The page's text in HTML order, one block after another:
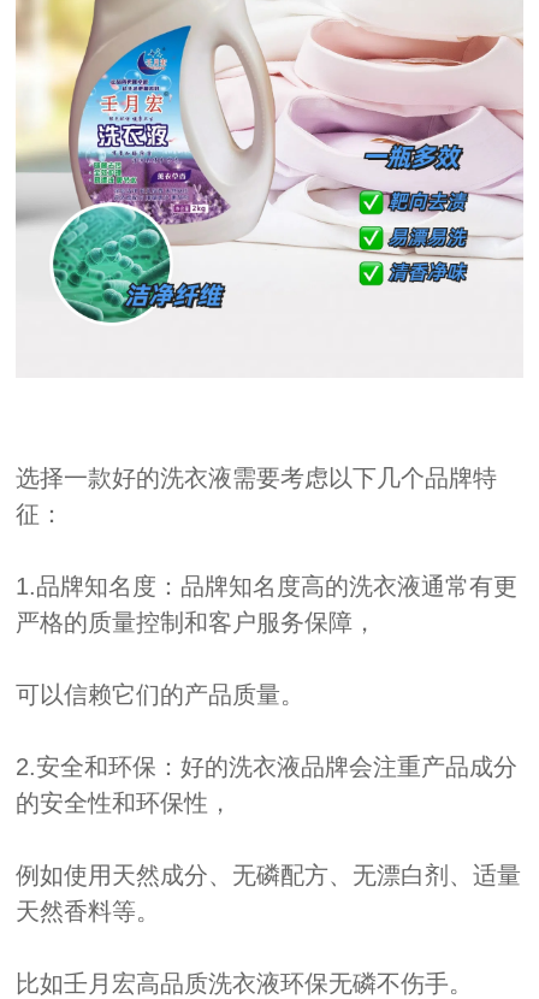
选择一款好的洗衣液需要考虑以下几个品牌特
征：
1.品牌知名度：品牌知名度高的洗衣液通常有更
严格的质量控制和客户服务保障，
可以信赖它们的产品质量。
2.安全和环保：好的洗衣液品牌会注重产品成分
的安全性和环保性，
例如使用天然成分、无磷配方、无漂白剂、适量
天然香料等。
比如壬月宏高品质洗衣液环保无磷不伤手。